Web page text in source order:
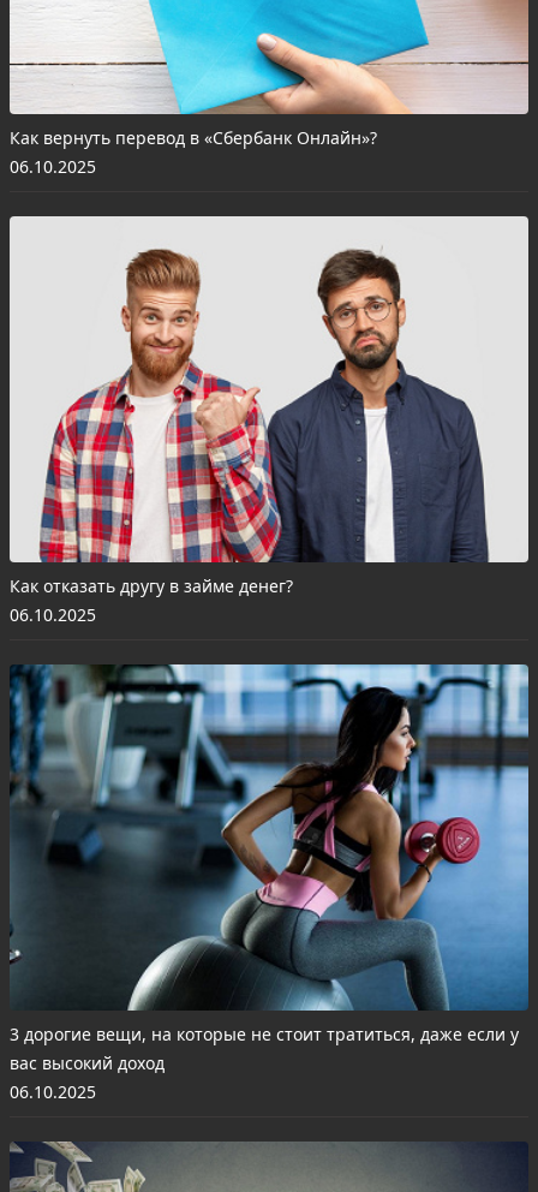
Как вернуть перевод в «Сбербанк Онлайн»?
06.10.2025
Как отказать другу в займе денег?
06.10.2025
3 дорогие вещи, на которые не стоит тратиться, даже если у
вас высокий доход
06.10.2025